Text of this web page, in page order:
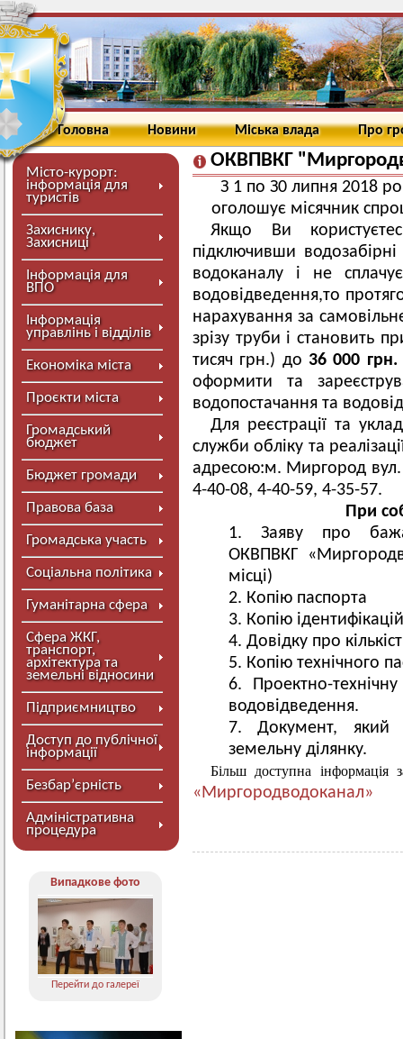
Головна Новини Міська влада Про
Місто-курорт:
інформація для
туристів
Захиснику,
Захисниці
Інформація для
ВПО
Інформація
управлінь і відділів
Економіка міста
Проєкти міста
Громадський
бюджет
Бюджет громади
Правова база
Громадська участь
Соціальна політика
Гуманітарна сфера
Сфера ЖКГ,
транспорт,
архітектура та
земельні відносини
Підприємництво
Доступ до публічної
інформації
Безбар’єрність
Адміністративна
процедура
Випадкове фото
Перейти до галереї
ОКВПВКГ
З 1 по З0 липня 2018
оголошує місячник
Якщо Ви
підключивши
водоканалу і не
водовідведення,то
нарахування за
зрізу труби і становить
тисяч грн.) до 36 000 грн.
оформити та
водопостачання та
Для реєстрації та
служби обліку та
адресою:м. Миргород
4-40-08, 4-40-59, 4-35-57.
При
Заяву про
ОКВПВКГ
місці)
Копію паспорта
Копію
Довідку про
Копію технічного
Проектно-
водовідведення.
Документ, який
земельну ділянку.
Більш доступна
«Миргородводоканал»